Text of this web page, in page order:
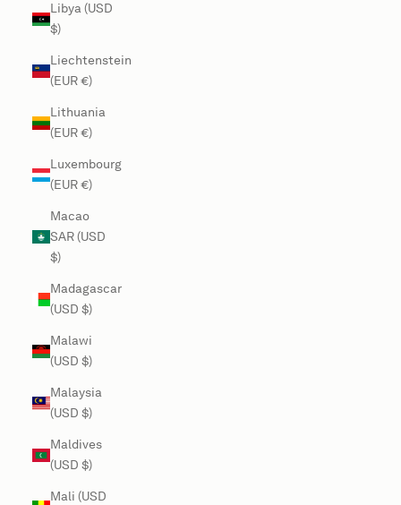
Libya (USD
$)
Liechtenstein
(EUR €)
Lithuania
(EUR €)
Luxembourg
(EUR €)
Macao
SAR (USD
$)
Madagascar
(USD $)
Malawi
(USD $)
Malaysia
(USD $)
Maldives
(USD $)
Mali (USD